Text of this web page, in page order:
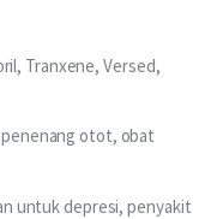
Tranxene, Versed,
otot, obat
untuk depresi, penyakit